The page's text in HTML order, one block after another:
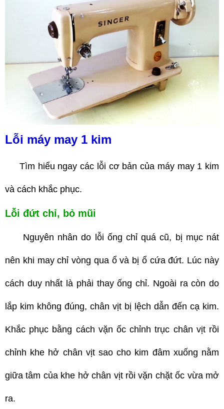
Lỗi máy may 1 kim
Tìm hiểu ngay các lỗi cơ bản của máy may 1 kim
và cách khắc phục.
Lỗi đứt chỉ, bỏ mũi
Nguyên nhân do lỗi ống chỉ quá cũ, bị mục nát
nên khi may chỉ vòng qua ổ và bị ổ cứa đứt. Lúc này
cách duy nhất là phải thay ống chỉ. Ngoài ra còn do
lắp kim không đúng, chân vịt bị lệch dẫn đến cạ kim.
Khắc phục bằng cách vặn ốc chỉnh trục chân vịt rồi
chỉnh khe hở chân vịt sao cho kim đâm xuống nằm
giữa tâm của khe hở chân vịt rồi vặn chặt ốc vừa mở
ra.